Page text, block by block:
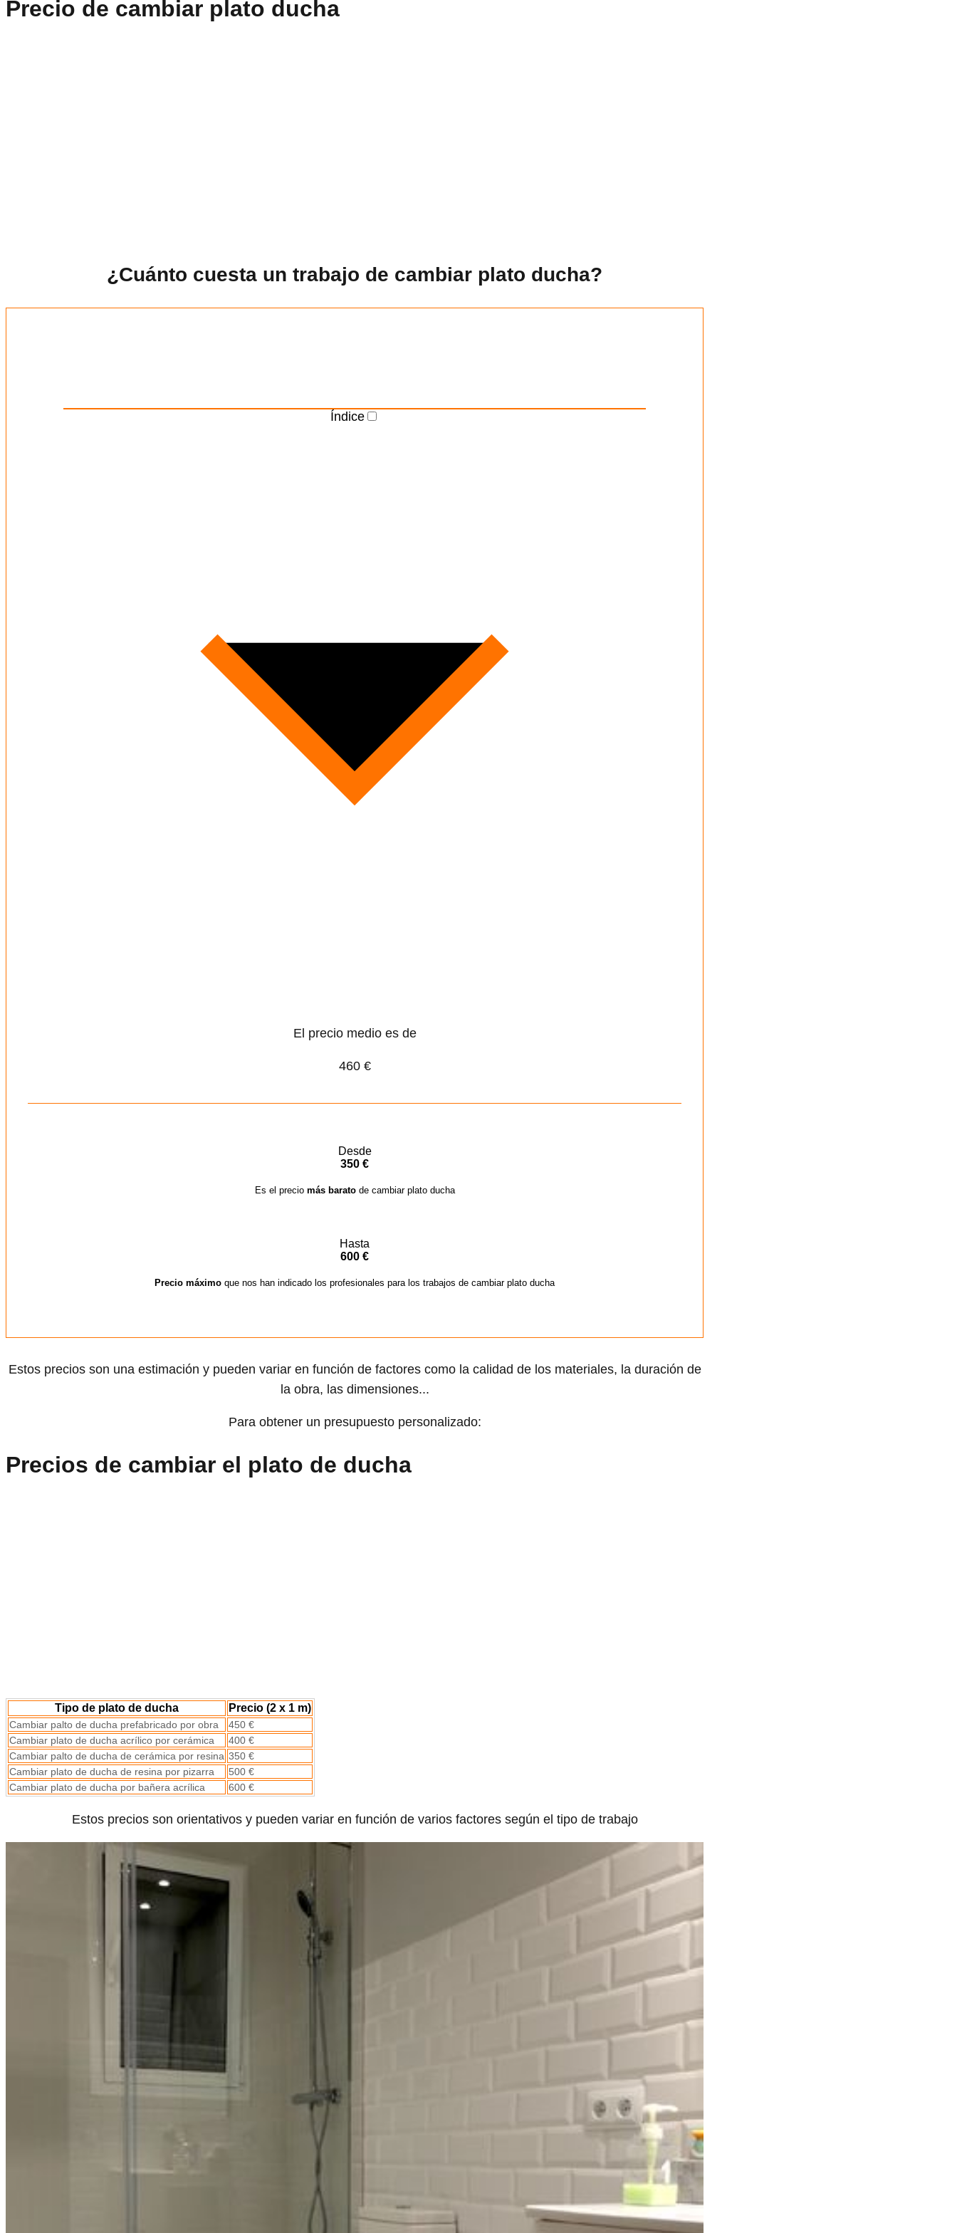
Precio de cambiar plato ducha
¿Cuánto cuesta un trabajo de cambiar plato ducha?
Índice
El precio medio es de
460 €
Desde
350 €
Es el precio más baratode cambiar plato ducha
Hasta
600 €
Precio máximo que nos han indicado los profesionales para los trabajos de cambiar plato ducha
Estos precios son una estimación y pueden variar en función de factores como la calidad de los materiales, la duración de
la obra, las dimensiones...
Para obtener un presupuesto personalizado:
Precios de cambiar el plato de ducha
Tipo de plato de ducha Precio (2 x 1 m)
Cambiar palto de ducha prefabricado por obra
450 €
Cambiar plato de ducha acrílico por cerámica
400 €
Cambiar palto de ducha de cerámica por resina 350 €
Cambiar plato de ducha de resina por pizarra
500 €
Cambiar plato de ducha por bañera acrílica
600 €
Estos precios son orientativos y pueden variar en función de varios factores según el tipo de trabajo